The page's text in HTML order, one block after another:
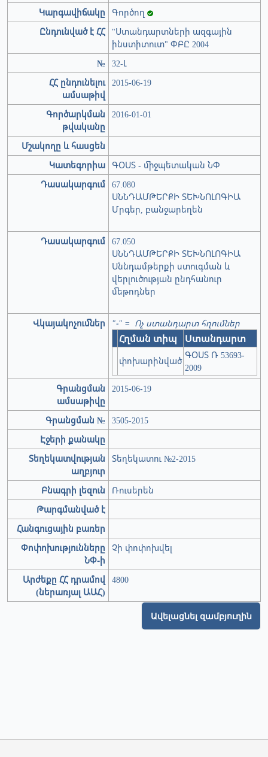
Կարգավիճակը
Գործող
Ընդունված է ՀՀ
"Ստանդարտների ազգային
ինստիտուտ" ՓԲԸ 2004
№
32-Լ
ՀՀ ընդունելու
ամսաթիվ
2015-06-19
Գործարկման
թվականը
2016-01-01
Մշակողը և հասցեն
Կատեգորիա
ԳՕՍՏ - միջպետական ՆՓ
Դասակարգում 67.080
ՍՆՆԴԱՄԹԵՐՔԻ ՏԵԽՆՈԼՈԳԻԱ
Մրգեր, բանջարեղեն
Դասակարգում 67.050
ՍՆՆԴԱՄԹԵՐՔԻ ՏԵԽՆՈԼՈԳԻԱ
Սննդամթերքի ստուգման և
վերլուծության ընդհանուր
մեթոդներ
Վկայակոչումներ "-" = Ոչ ստանդարտ հղումներ
Հղման տիպ Ստանդարտ
փոխարինված
ԳՕՍՏ Ռ 53693-
2009
Գրանցման
ամսաթիվը
2015-06-19
Գրանցման №
3505-2015
Էջերի քանակը
Տեղեկատվության
աղբյուր
Տեղեկատու №2-2015
Բնագրի լեզուն
Ռուսերեն
Թարգմանված է
Հանգուցային բառեր
Փոփոխությունները
ՆՓ-ի
Չի փոփոխվել
Արժեքը ՀՀ դրամով
(ներառյալ ԱԱՀ)
4800
Ավելացնել զամբյուղին